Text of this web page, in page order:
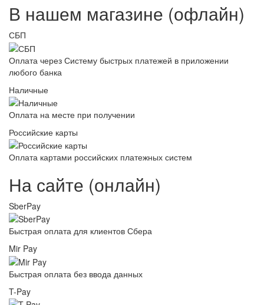
В нашем магазине (офлайн)
СБП
Оплата через Систему быстрых платежей в приложении
любого банка
Наличные
Оплата на месте при получении
Российские карты
Оплата картами российских платежных систем
На сайте (онлайн)
SberPay
Быстрая оплата для клиентов Сбера
Mir Pay
Быстрая оплата без ввода данных
T-Pay